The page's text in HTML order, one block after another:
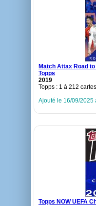
Match Attax Road
Topps
2019
Topps : 1 à 212
Ajouté le 16/09/2025
Topps NOW UEFA